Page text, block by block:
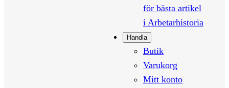
för bästa artikel
i Arbetarhistoria
Handla
Butik
Varukorg
Mitt konto